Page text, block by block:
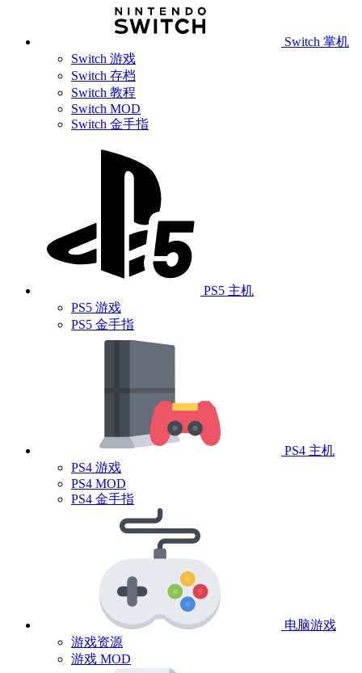
Switch 掌机
Switch 游戏
Switch 存档
Switch 教程
Switch MOD
Switch 金手指
PS5 主机
PS5 游戏
PS5 金手指
PS4 主机
PS4 游戏
PS4 MOD
PS4 金手指
电脑游戏
游戏资源
游戏 MOD